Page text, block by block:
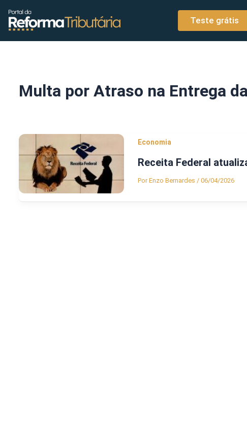
conteúdo
Teste grátis
Multa por Atraso na Entrega
Economia
Receita Federal
PorEnzo Bernardes / 06/04/2026